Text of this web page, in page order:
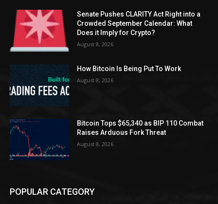
Senate Pushes CLARITY Act Right into a
Crowded September Calendar: What
Does it Imply for Crypto?
August 8, 2026
How Bitcoin Is Being Put To Work
August 8, 2026
Bitcoin Tops $65,340 as BIP 110 Combat
Raises Arduous Fork Threat
August 8, 2026
POPULAR CATEGORY